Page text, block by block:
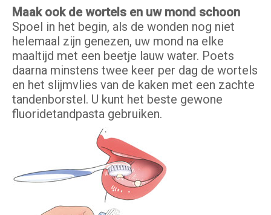
Maak ook de wortels en uw mond schoon
Spoel in het begin, als de wonden nog niet
helemaal zijn genezen, uw mond na elke
maaltijd met een beetje lauw water. Poets
daarna minstens twee keer per dag de wortels
en het slijmvlies van de kaken met een zachte
tandenborstel. U kunt het beste gewone
fluoridetandpasta gebruiken.